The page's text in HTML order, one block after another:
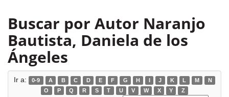
Buscar por Autor Naranjo
Bautista, Daniela de los
Ángeles
Ir a: 0-9 A B C D E F G H I J K L M
N
O
P Q R S T U V W X Y Z